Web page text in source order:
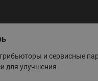
платформа)
и инструменты
и сервисные
для улучшения